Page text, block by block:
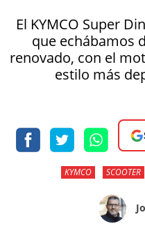
El KYMCO Super
que echábamos
renovado, con el
estilo más
KYMCO SCOOTER